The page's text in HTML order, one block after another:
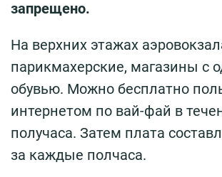
запрещено.
На верхних этажах
парикмахерские, магазины с
обувью. Можно бесплатно
интернетом по вай-фай в
получаса. Затем плата
за каждые полчаса.